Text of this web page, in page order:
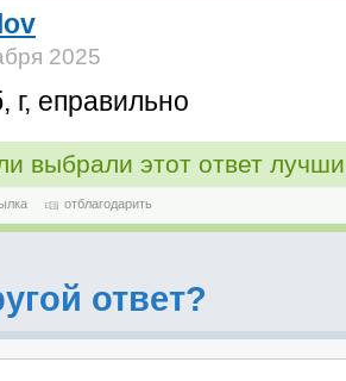
2025
г, еправильно
выбрали этот ответ
отблагодарить
ответ?